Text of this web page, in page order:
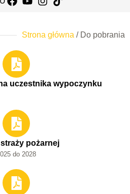
Strona główna / Do pobrania
uczestnika wypoczynku
pożarnej
do 2028